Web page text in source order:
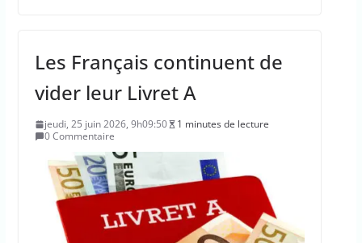
Les Français continuent de
vider leur Livret A
jeudi, 25 juin 2026, 9h09:50
1 minutes de lecture
0 Commentaire